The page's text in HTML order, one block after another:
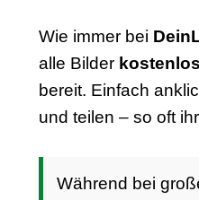
Wie immer bei
alle Bilder
bereit. Einfach
und teilen – so oft
Während bei